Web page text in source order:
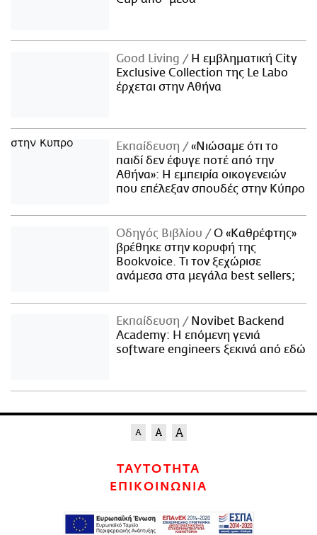
Good Living
Η εμβληματική City
Exclusive Collection της Le Labo
έρχεται στην Αθήνα
Εκπαίδευση
«Νιώσαμε ότι το
παιδί δεν έφυγε ποτέ από την
Αθήνα»: Η εμπειρία οικογενειών
που επέλεξαν σπουδές στην Κύπρο
Οδηγός Βιβλίου
Ο «Καθρέφτης»
βρέθηκε στην κορυφή της
Bookvoice. Τι τον ξεχώρισε
ανάμεσα στα μεγάλα best sellers;
Εκπαίδευση
Novibet Backend
Academy: Η επόμενη γενιά
software engineers ξεκινά από εδώ
ΤΑΥΤΟΤΗΤΑ
ΕΠΙΚΟΙΝΩΝΙΑ